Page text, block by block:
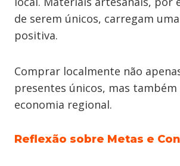
de serem únicos, carregam
positiva.
Comprar localmente não
presentes únicos, mas também
economia regional.
Reflexão sobre Metas e